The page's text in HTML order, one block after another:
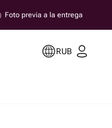
Foto previa a la entrega
RUB